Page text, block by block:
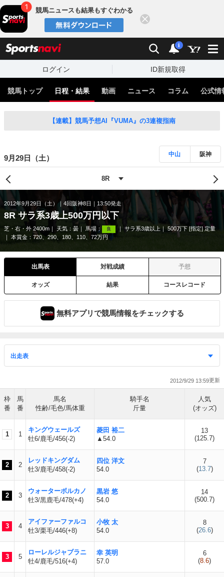
競馬ニュースも結果もすぐわかる
検索 通知
i
ログイン ID新規取得
競馬トップ 日程・結果 動画 ニュース コラム 公式情
【連載】競馬予想AI『VUMA』の3連複指南
9月29日（土） 中山 阪神
2012年9月29日（土） 4回阪神8日 13:50発走
8R サラ系3歳上500万円以下
芝・右・外 2400m 天気： 曇 馬場： 良 サラ系3歳以上
500万下 [指定] 定量
本賞金：720、290、180、110、72万円
出馬表 対戦成績 予想
オッズ 結果 コースレコード
無料アプリで競馬情報をチェックする
2012/9/29 13:59
枠
番
馬
番
馬名
性齢/毛色/馬体重
騎手名
斤量
人気
(オッズ)
1 1
キングウェールズ
牡6/鹿毛/456(-2)
菱田 裕二
▲54.0
13
(125.7)
2 2
レッドキングダム
牡3/鹿毛/458(-2)
四位 洋文
54.0
7
(13.7)
2 3
ウォーターボルカノ
牡3/黒鹿毛/478(+4)
黒岩 悠
54.0
14
(500.7)
3 4
アイファーファルコ
牡3/栗毛/446(+8)
小牧 太
54.0
8
(26.6)
3 5
ローレルジャブラニ
牡4/鹿毛/516(+4)
幸 英明
57.0
6
(8.6)